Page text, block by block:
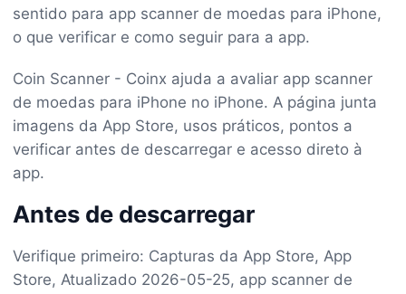
sentido para app scanner de moedas para iPhone,
o que verificar e como seguir para a app.
Coin Scanner - Coinx ajuda a avaliar app scanner
de moedas para iPhone no iPhone. A página junta
imagens da App Store, usos práticos, pontos a
verificar antes de descarregar e acesso direto à
app.
Antes de descarregar
Verifique primeiro: Capturas da App Store, App
Store, Atualizado 2026-05-25, app scanner de